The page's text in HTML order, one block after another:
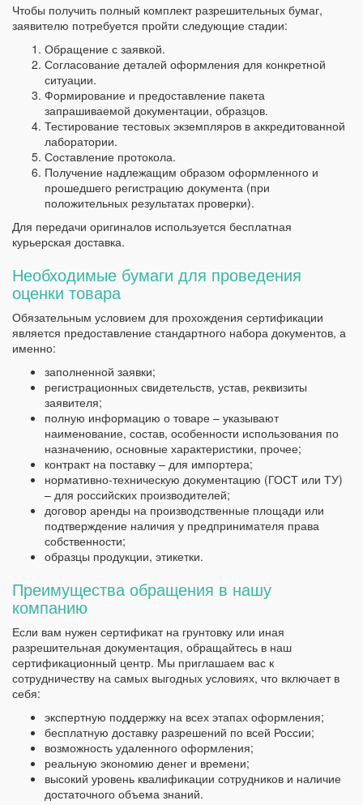
Чтобы получить полный комплект разрешительных бумаг,
заявителю потребуется пройти следующие стадии:
Обращение с заявкой.
Согласование деталей оформления для конкретной
ситуации.
Формирование и предоставление пакета
запрашиваемой документации, образцов.
Тестирование тестовых экземпляров в аккредитованной
лаборатории.
Составление протокола.
Получение надлежащим образом оформленного и
прошедшего регистрацию документа (при
положительных результатах проверки).
Для передачи оригиналов используется бесплатная
курьерская доставка.
Необходимые бумаги для проведения
оценки товара
Обязательным условием для прохождения сертификации
является предоставление стандартного набора документов, а
именно:
заполненной заявки;
регистрационных свидетельств, устав, реквизиты
заявителя;
полную информацию о товаре – указывают
наименование, состав, особенности использования по
назначению, основные характеристики, прочее;
контракт на поставку – для импортера;
нормативно-техническую документацию (ГОСТ или ТУ)
– для российских производителей;
договор аренды на производственные площади или
подтверждение наличия у предпринимателя права
собственности;
образцы продукции, этикетки.
Преимущества обращения в нашу
компанию
Если вам нужен сертификат на грунтовку или иная
разрешительная документация, обращайтесь в наш
сертификационный центр. Мы приглашаем вас к
сотрудничеству на самых выгодных условиях, что включает в
себя:
экспертную поддержку на всех этапах оформления;
бесплатную доставку разрешений по всей России;
возможность удаленного оформления;
реальную экономию денег и времени;
высокий уровень квалификации сотрудников и наличие
достаточного объема знаний.